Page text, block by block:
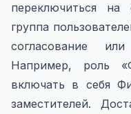
переключиться
группа
согласование
Например, роль
включать в себя
заместителей.